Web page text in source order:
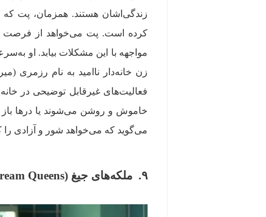
کرده است. پت می‌خواهد از فرصت
مواجهه با این مشکلات بیابد. او
زن خانه‌دار ناامید به نام رزمری
فعالیت‌های غیرقابل توضیحی در
خاموش و روشن می‌شوند یا درها
می‌گوید که می‌خواهد شور و آزادی
۹. ملکه‌های جیغ (Scream Queens)